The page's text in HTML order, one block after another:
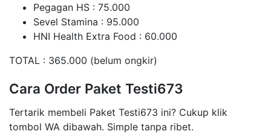
Pegagan HS : 75.000
Sevel Stamina : 95.000
HNI Health Extra Food : 60.000
TOTAL : 365.000 (belum ongkir)
Cara Order Paket Testi673
Tertarik membeli Paket Testi673 ini? Cukup klik
tombol WA dibawah. Simple tanpa ribet.